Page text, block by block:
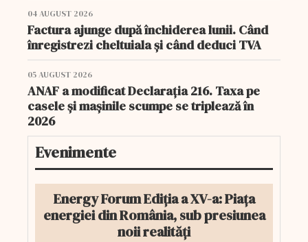
04 AUGUST 2026
Factura ajunge după închiderea lunii. Când
înregistrezi cheltuiala și când deduci TVA
05 AUGUST 2026
ANAF a modificat Declarația 216. Taxa pe
casele și mașinile scumpe se triplează în
2026
Evenimente
Energy Forum Ediția a XV-a: Piața
energiei din România, sub presiunea
noii realități